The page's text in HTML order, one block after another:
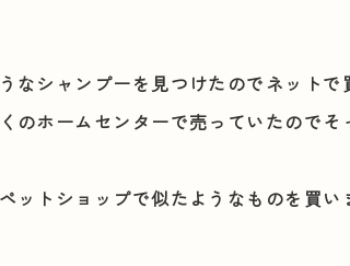
なシャンプーを見つけたのでネットで
のホームセンターで売っていたのでそ
ットショップで似たようなものを買い